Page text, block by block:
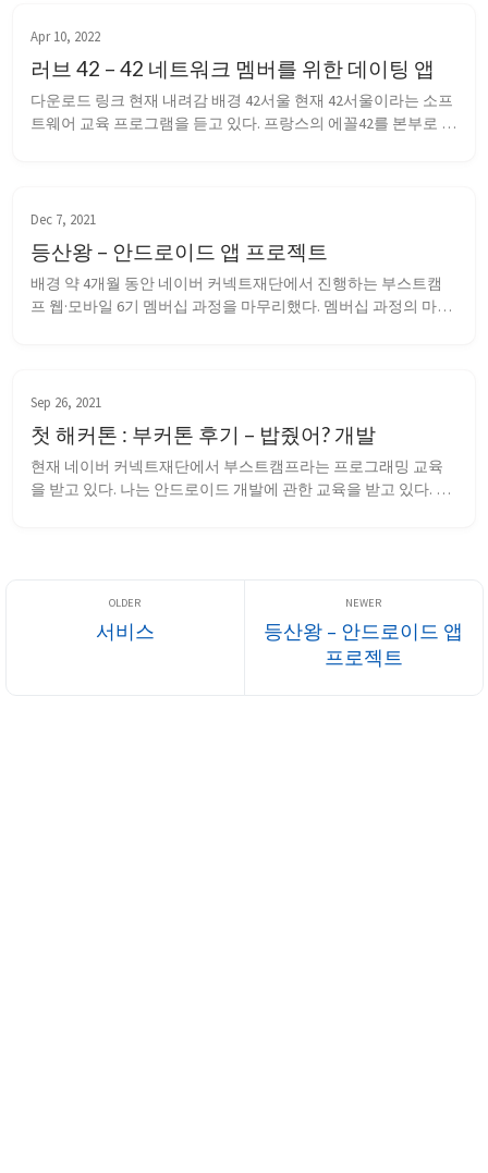
Apr 10, 2022
러브 42 – 42 네트워크 멤버를 위한 데이팅 앱
다운로드 링크 현재 내려감 배경 42서울 현재 42서울이라는 소프
트웨어 교육 프로그램을 듣고 있다. 프랑스의 에꼴42를 본부로 전
버만 이용...
Dec 7, 2021
등산왕 – 안드로이드 앱 프로젝트
배경 약 4개월 동안 네이버 커넥트재단에서 진행하는 부스트캠
프 웹·모바일 6기 멤버십 과정을 마무리했다. 멤버십 과정의 마지
Sep 26, 2021
첫 해커톤 : 부커톤 후기 – 밥줬어? 개발
현재 네이버 커넥트재단에서 부스트캠프라는 프로그래밍 교육
을 받고 있다. 나는 안드로이드 개발에 관한 교육을 받고 있다. 추
서비스
등산왕 – 안드로이드 앱
프로젝트